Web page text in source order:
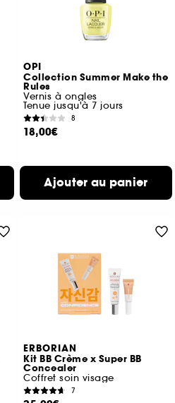
OPI
Collection Summer Make the
Rules
Vernis à ongles
Tenue jusqu'à 7 jours
8
18,00€
Ajouter au panier
ERBORIAN
Kit BB Crème x Super BB
Concealer
Coffret soin visage
7